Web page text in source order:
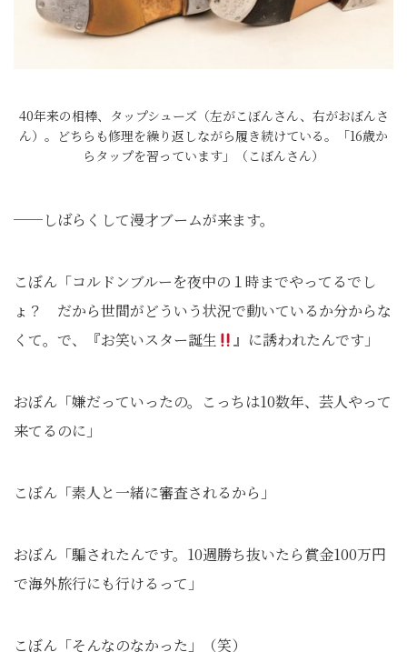
40年来の相棒、タップシューズ（左がこぼんさん、右がおぼんさ
ん）。どちらも修理を繰り返しながら履き続けている。「16歳か
らタップを習っています」（こぼんさん）
──しばらくして漫才ブームが来ます。
こぼん「コルドンブルーを夜中の１時までやってるでし
ょ？ だから世間がどういう状況で動いているか分からな
くて。で、『お笑いスター誕生
』に誘われたんです」
おぼん「嫌だっていったの。こっちは10数年、芸人やって
来てるのに」
こぼん「素人と一緒に審査されるから」
おぼん「騙されたんです。10週勝ち抜いたら賞金100万円
で海外旅行にも行けるって」
こぼん「そんなのなかった」（笑）